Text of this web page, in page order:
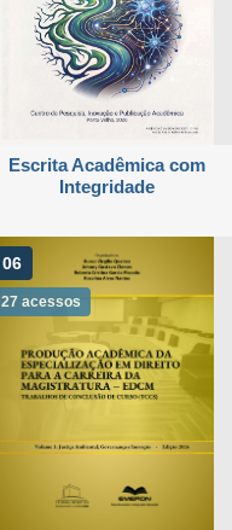
Escrita Acadêmica com
Integridade
06
27 acessos